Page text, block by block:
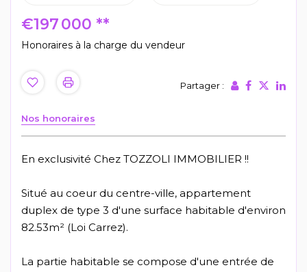
€197 000 **
Honoraires à la charge du vendeur
Partager :
Nos honoraires
En exclusivité Chez TOZZOLI IMMOBILIER !!
Situé au coeur du centre-ville, appartement
duplex de type 3 d'une surface habitable d'environ
82.53m² (Loi Carrez).
La partie habitable se compose d'une entrée de